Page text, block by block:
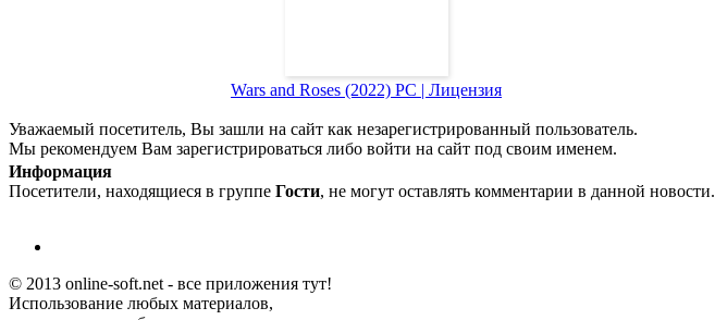
Wars and Roses (2022) PC | Лицензия
Уважаемый посетитель, Вы зашли на сайт как незарегистрированный пользователь.
Мы рекомендуем Вам зарегистрироваться либо войти на сайт под своим именем.
Информация
Посетители, находящиеся в группе Гости, не могут оставлять комментарии в данной новости.
© 2013 online-soft.net - все приложения тут!
Использование любых материалов,